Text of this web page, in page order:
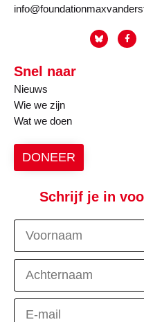
Snel naar
Nieuws
Wie we zijn
Wat we doen
DONEER
Schrijf je in